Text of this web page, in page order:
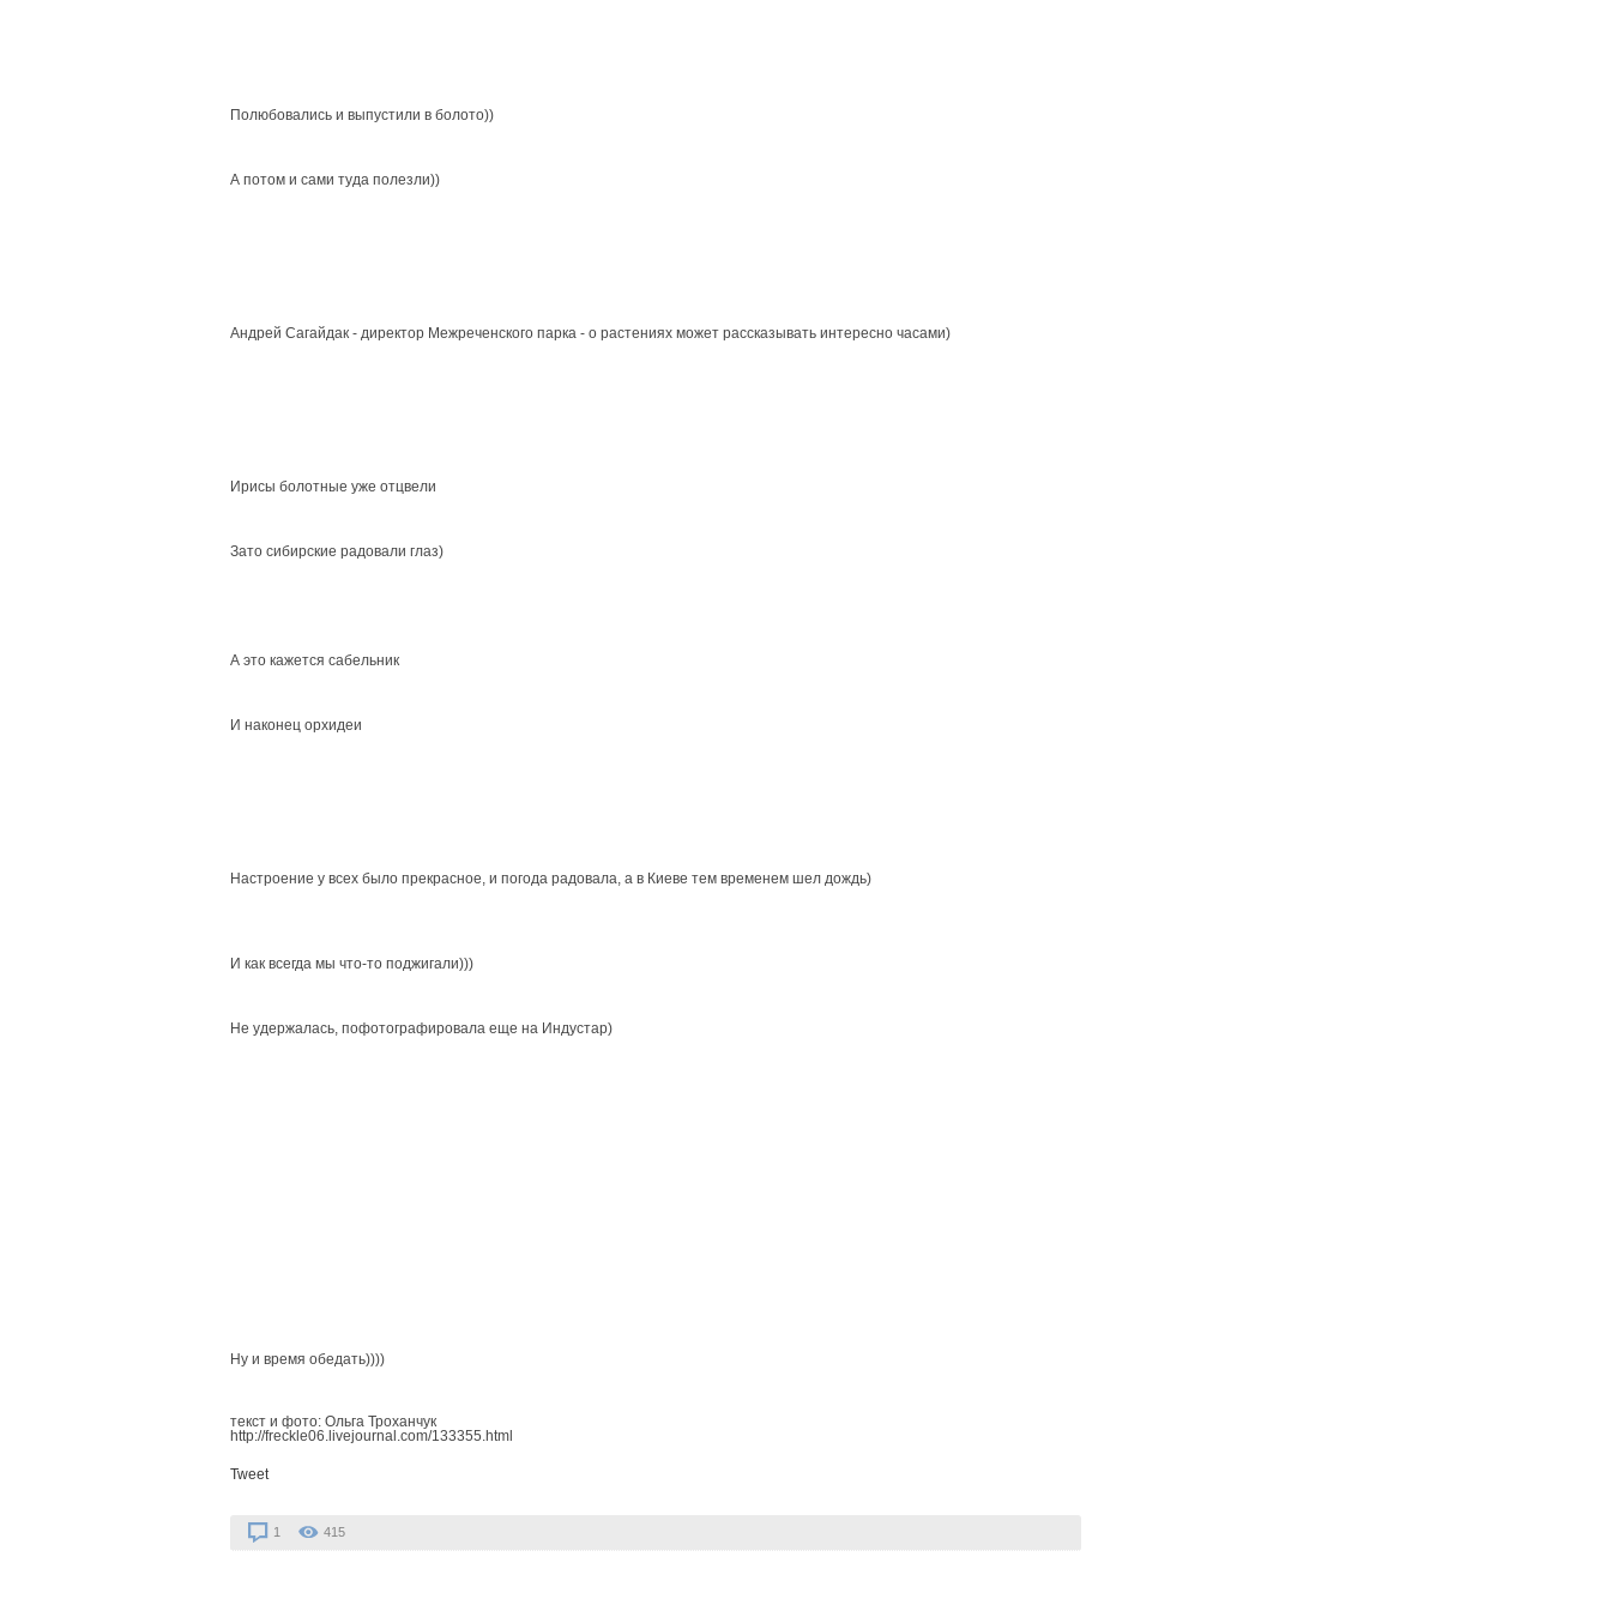
Полюбовались и выпустили в болото))
А потом и сами туда полезли))
Андрей Сагайдак - директор Межреченского парка - о растениях может рассказывать интересно часами)
Ирисы болотные уже отцвели
Зато сибирские радовали глаз)
А это кажется сабельник
И наконец орхидеи
Настроение у всех было прекрасное, и погода радовала, а в Киеве тем временем шел дождь)
И как всегда мы что-то поджигали)))
Не удержалась, пофотографировала еще на Индустар)
Ну и время обедать))))
текст и фото: Ольга Троханчук
http://freckle06.livejournal.com/133355.html
Tweet
1 415